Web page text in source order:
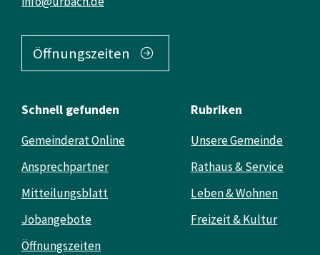
Öffnungszeiten
Schnell gefunden
Gemeinderat Online
Ansprechpartner
Mitteilungsblatt
Jobangebote
Öffnungszeiten
Rubriken
Unsere Gemeinde
Rathaus & Service
Leben & Wohnen
Freizeit & Kultur